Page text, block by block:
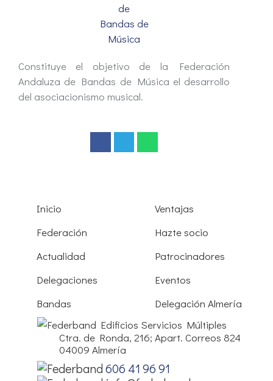
Constituye el objetivo de la Federación
Andaluza de Bandas de Música el desarrollo
del asociacionismo musical.
Inicio
Federación
Actualidad
Delegaciones
Bandas
Ventajas
Hazte socio
Patrocinadores
Eventos
Delegación Almería
Edificios Servicios Múltiples
Ctra. de Ronda, 216; Apart. Correos 824
04009 Almería
606 41 96 91